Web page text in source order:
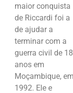
maior conquista
de Riccardi foi a
de ajudar a
terminar com a
guerra civil de 18
anos em
Moçambique, em
1992. Ele e